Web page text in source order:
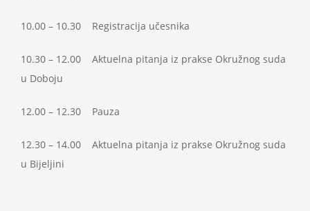
10.00 – 10.30 Registracija učesnika
10.30 – 12.00 Aktuelna pitanja iz prakse Okružnog suda
u Doboju
12.00 – 12.30 Pauza
12.30 – 14.00 Aktuelna pitanja iz prakse Okružnog suda
u Bijeljini